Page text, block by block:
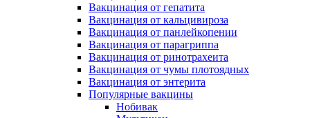
Вакцинация от гепатита
Вакцинация от кальцивироза
Вакцинация от панлейкопении
Вакцинация от парагриппа
Вакцинация от ринотрахеита
Вакцинация от чумы плотоядных
Вакцинация от энтерита
Популярные вакцины
Нобивак